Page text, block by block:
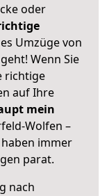
oder
Umzüge von
Wenn Sie
richtige
auf Ihre
mein
Wolfen –
immer
parat.
nach